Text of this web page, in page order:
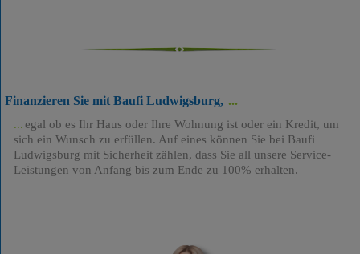
Finanzieren Sie mit Baufi Ludwigsburg,
egal ob es Ihr Haus oder Ihre Wohnung ist oder ein Kredit, um
sich ein Wunsch zu erfüllen. Auf eines können Sie bei Baufi
Ludwigsburg mit Sicherheit zählen, dass Sie all unsere Service-
Leistungen von Anfang bis zum Ende zu 100% erhalten.